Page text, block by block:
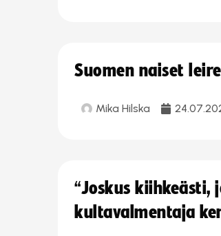
Suomen naiset
Mika Hilska
“Joskus kiihkeästi,
kultavalmentaja